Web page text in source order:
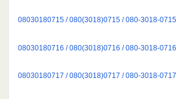
08030180715 / 080(3018)0715 / 080-3018-0715
08030180716 / 080(3018)0716 / 080-3018-0716
08030180717 / 080(3018)0717 / 080-3018-0717